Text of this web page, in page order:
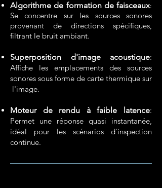
Algorithme de formation de faisceaux:
Se concentre sur les sources sonores
provenant de directions spécifiques,
filtrant le bruit ambiant.
Superposition d'image acoustique:
Affiche les emplacements des sources
sonores sous forme de carte thermique sur
l'image.
Moteur de rendu à faible latence:
Permet une réponse quasi instantanée,​
idéal pour les scénarios d'inspection
continue.